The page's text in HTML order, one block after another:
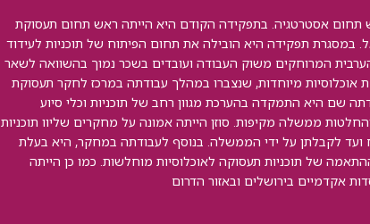
תחום אסטרטגיה. בתפקידה הקודם היא הייתה ראש תחום תעסוקת
במסגרת תפקידה היא הובילה את תחום הפיתוח של תוכניות לעידוד
המרוחקים משוק העבודה ועובדים בשכר נמוך בהשוואה לשאר
אוכלוסיות מיוחדות, שנצברו במהלך עבודתה במרכז לחקר תעסוקת
שם היא התמקדה בהערכת מגוון רחב של תוכניות וכלי סיוע
ממשלה מקיפות. סוזן הייתה אמונה על מחקרים שליוו תוכניות
לקבלתן על ידי הממשלה. בנוסף לעבודתה במחקר, היא בעלת
של תוכניות תעסוקה לאוכלוסיות מוחלשות. כמו כן הייתה
אקדמיים בירושלים ובאזור הדרום